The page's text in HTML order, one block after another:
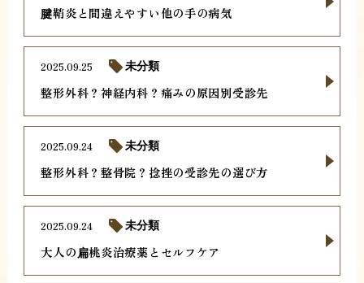
腱鞘炎と間違えやすい他の手の病気
整形外科？神経内科？痛みの原因別受診先
2025.09.25 未分類
整形外科？整骨院？捻挫の受診先の選び方
2025.09.24 未分類
大人の扁桃炎治療薬とセルフケア
2025.09.24 未分類